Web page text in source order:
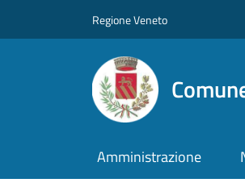
Regione Veneto
Amministrazione